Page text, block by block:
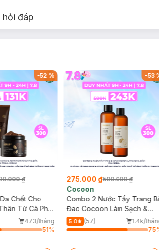
hỏi đáp
-52 %
₫
Chết Cho
Từ Cà Phê
473/tháng
51%
-53
275.000 ₫590.000 ₫
Cocoon
Combo 2 Nước Tẩy Trang Bí
Đao Cocoon Làm Sạch &
Giảm Dầu 500ml
5.0 (57)
1.4k/
75